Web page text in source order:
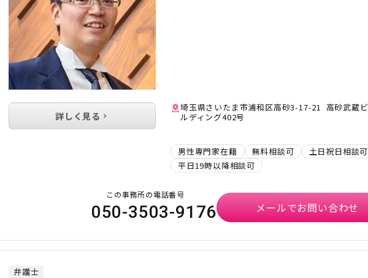
埼玉県さいたま市浦和区高砂3-17-21 高砂武蔵ビ
ルディング402号
男性専門家在籍 無料相談可
土日祝日相談可
平日19時以降相談可
詳しく見る
この事務所の電話番号
050-3503-9176 メールでお問い合わせ
弁護士